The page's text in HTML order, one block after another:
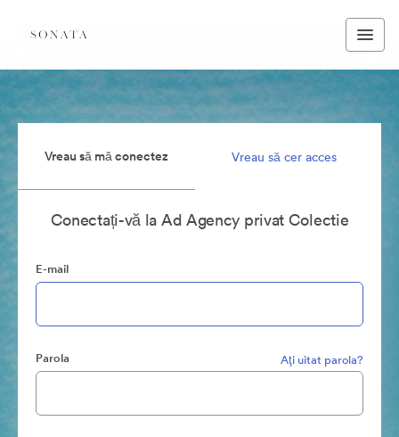
Vreau să mă conectez Vreau să cer acces
Conectați-vă la Ad Agency privat Colectie
E-mail
Parola Aţi uitat parola?